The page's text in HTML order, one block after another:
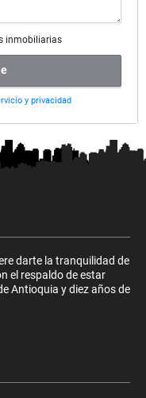
inmobiliarias
y privacidad
darte la tranquilidad de
el respaldo de estar
Antioquia y diez años de